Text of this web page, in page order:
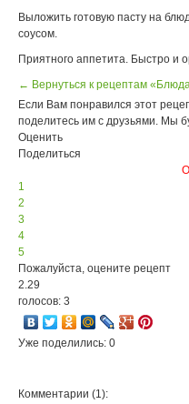
Выложить готовую пасту на
соусом.
Приятного аппетита. Быстро и
← Вернуться к рецептам
Если Вам понравился этот
поделитесь им с друзьями. Мы
Оценить
Поделиться
1
2
3
4
5
Пожалуйста, оцените рецепт
2.29
голосов: 3
Уже поделились: 0
Комментарии (1):